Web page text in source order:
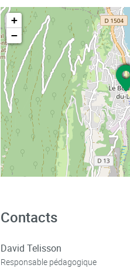
+
−
Contacts
David Telisson
Responsable pédagogique